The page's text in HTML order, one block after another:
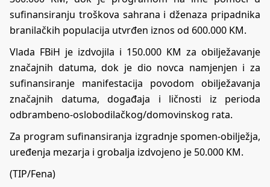
sufinansiranju troškova sahrana i dženaza pripadnika
branilačkih populacija utvrđen iznos od 600.000 KM.
Vlada FBiH je izdvojila i 150.000 KM za obilježavanje
značajnih datuma, dok je dio novca namjenjen i za
sufinansiranje manifestacija povodom obilježavanja
značajnih datuma, događaja i ličnosti iz perioda
odbrambeno-oslobodilačkog/domovinskog rata.
Za program sufinansiranja izgradnje spomen-obilježja,
uređenja mezarja i grobalja izdvojeno je 50.000 KM.
(TIP/Fena)